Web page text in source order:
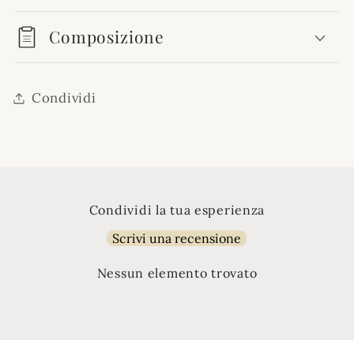
Composizione
Condividi
Condividi la tua esperienza
Scrivi una recensione
Nessun elemento trovato